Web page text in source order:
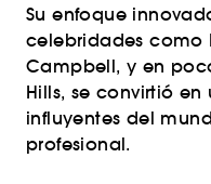
Su enfoque
celebridades como
Campbell, y en
Hills, se convirtió
influyentes del
profesional.